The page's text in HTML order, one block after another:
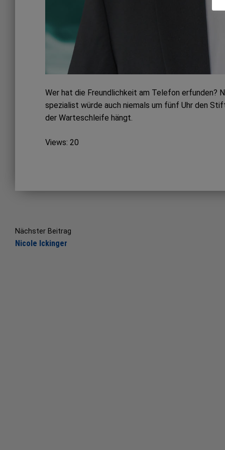
Wer hat die Freundlichkeit am Telefon erfunden?
spezialist würde auch niemals um fünf Uhr den
der Warteschleife hängt.
Views: 20
navigation
Nächster Beitrag
Nicole Ickinger